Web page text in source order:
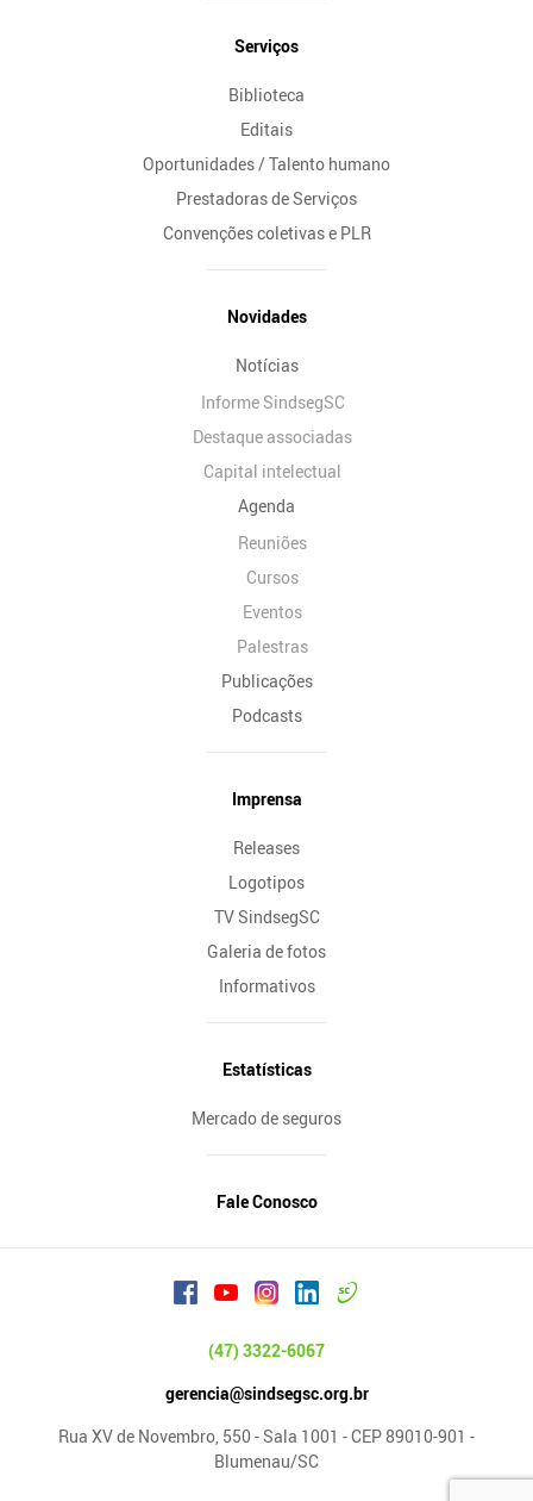
Serviços
Biblioteca
Editais
Oportunidades / Talento humano
Prestadoras de Serviços
Convenções coletivas e PLR
Novidades
Notícias
Informe SindsegSC
Destaque associadas
Capital intelectual
Agenda
Reuniões
Cursos
Eventos
Palestras
Publicações
Podcasts
Imprensa
Releases
Logotipos
TV SindsegSC
Galeria de fotos
Informativos
Estatísticas
Mercado de seguros
Fale Conosco
(47) 3322-6067
gerencia@sindsegsc.org.br
Rua XV de Novembro, 550 - Sala 1001 - CEP 89010-901 -
Blumenau/SC